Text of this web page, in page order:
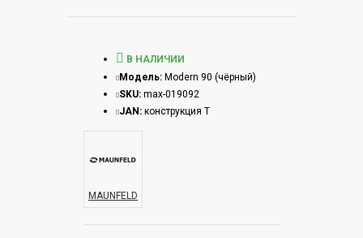
В НАЛИЧИИ
Модель: Modern 90 (чёрный)
SKU: max-019092
JAN: конструкция Т
MAUNFELD